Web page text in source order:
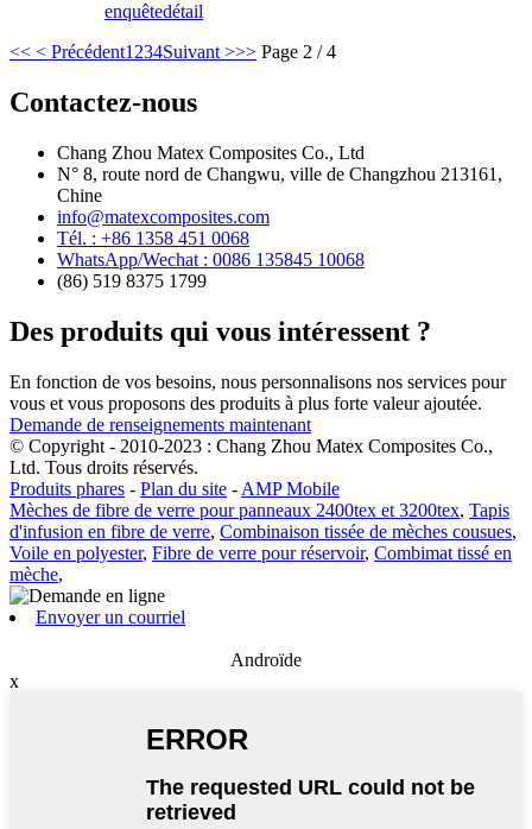
enquêtedétail
<< < Précédent1 234Suivant >>> Page 2 / 4
Contactez-nous
Chang Zhou Matex Composites Co., Ltd
N° 8, route nord de Changwu, ville de Changzhou 213161,
Chine
info@matexcomposites.com
Tél. : +86 1358 451 0068
WhatsApp/Wechat : 0086 135845 10068
(86) 519 8375 1799
Des produits qui vous intéressent ?
En fonction de vos besoins, nous personnalisons nos services pour
vous et vous proposons des produits à plus forte valeur ajoutée.
Demande de renseignements maintenant
© Copyright - 2010-2023 : Chang Zhou Matex Composites Co.,
Ltd. Tous droits réservés.
Produits phares - Plan du site - AMP Mobile
Mèches de fibre de verre pour panneaux 2400tex et 3200tex, Tapis
d'infusion en fibre de verre, Combinaison tissée de mèches cousues,
Voile en polyester, Fibre de verre pour réservoir, Combimat tissé en
mèche,
Envoyer un courriel
Androïde
x